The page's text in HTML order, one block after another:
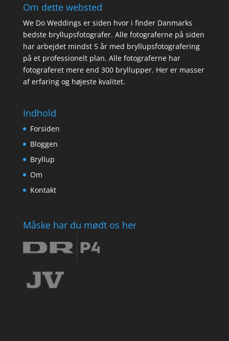
Om dette websted
We Do Weddings er siden hvor i finder Danmarks
bedste bryllupsfotografer. Alle fotograferne på siden
har arbejdet mindst 5 år med bryllupsfotografering
på et professionelt plan. Alle fotograferne har
fotograferet mere end 300 bryllupper. Her er masser
af erfaring og højeste kvalitet.
Indhold
Forsiden
Bloggen
Bryllup
Om
Kontakt
Måske har du mødt os her